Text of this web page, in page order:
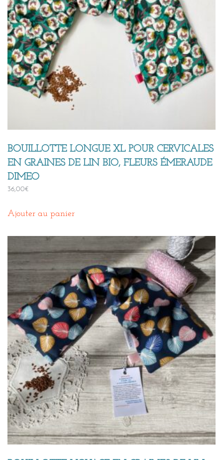
BOUILLOTTE LONGUE XL POUR CERVICALES
EN GRAINES DE LIN BIO, FLEURS ÉMERAUDE
DIMEO
36,00€
Ajouter au panier